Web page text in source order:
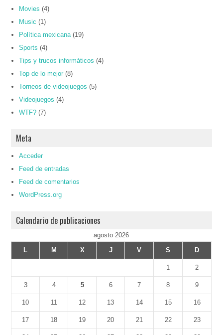
Movies (4)
Music (1)
Política mexicana (19)
Sports (4)
Tips y trucos informáticos (4)
Top de lo mejor (8)
Torneos de videojuegos (5)
Videojuegos (4)
WTF? (7)
Meta
Acceder
Feed de entradas
Feed de comentarios
WordPress.org
Calendario de publicaciones
agosto 2026
L
M X J V S D
1 2
3 4 5 6 7 8 9
10 11 12 13 14 15 16
17 18 19 20 21 22 23